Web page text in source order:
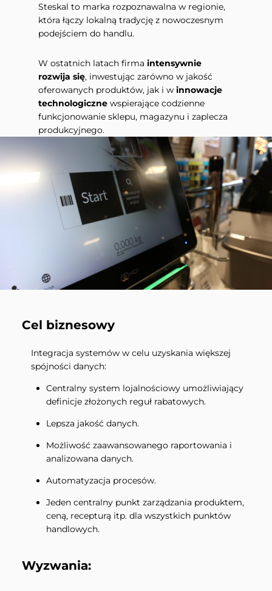
Steskal to marka rozpoznawalna w regionie,
która łączy lokalną tradycję z nowoczesnym
podejściem do handlu.
W ostatnich latach firmaintensywnie
rozwija się, inwestując zarówno w jakość
oferowanych produktów, jak i winnowacje
technologiczne wspierające codzienne
funkcjonowanie sklepu, magazynu i zaplecza
produkcyjnego.
Cel biznesowy
Integracja systemów w celu uzyskania większej
spójności danych:
Centralny system lojalnościowy umożliwiający
definicje złożonych reguł rabatowych.
Lepsza jakość danych.
Możliwość zaawansowanego raportowania i
analizowana danych.
Automatyzacja procesów.
Jeden centralny punkt zarządzania produktem,
ceną, recepturą itp. dla wszystkich punktów
handlowych.
Wyzwania: